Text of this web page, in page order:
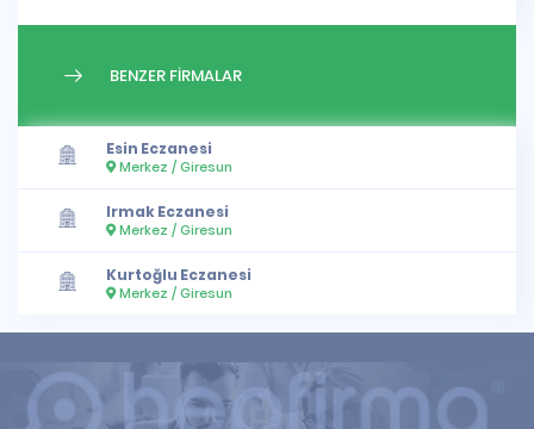
BENZER FİRMALAR
Esin Eczanesi
Merkez / Giresun
Irmak Eczanesi
Merkez / Giresun
Kurtoğlu Eczanesi
Merkez / Giresun